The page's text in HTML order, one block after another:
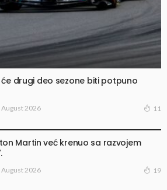
drugi deo sezone biti potpuno
August 2026 11
Martin već krenuo sa razvojem
August 2026 19